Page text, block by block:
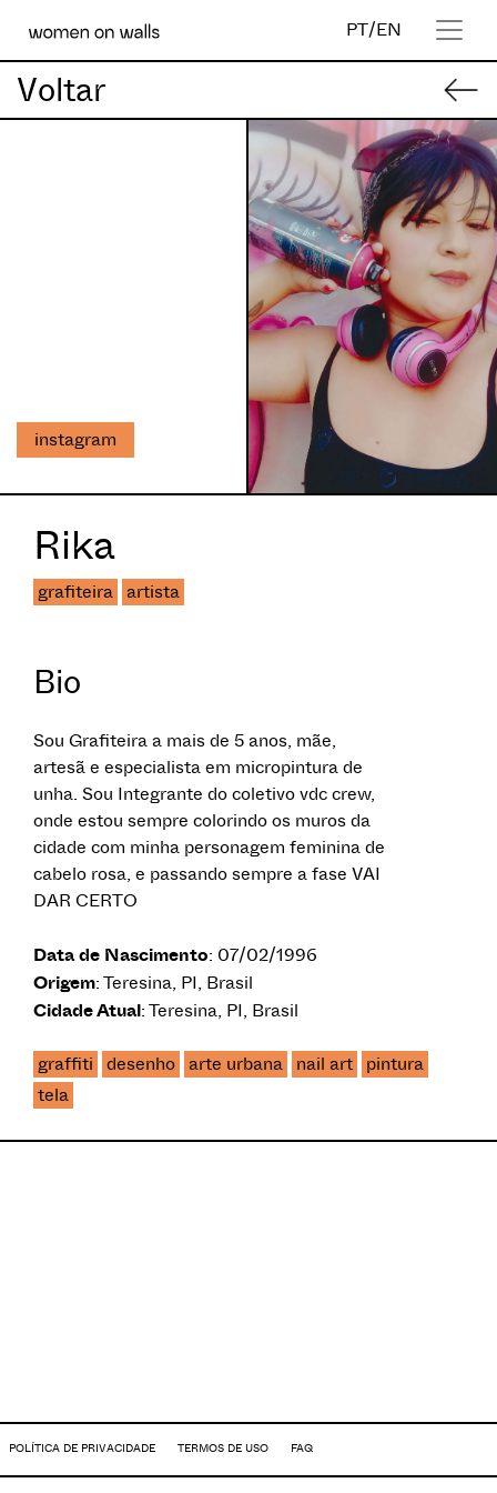
PT/EN
Voltar
instagram
Rika
grafiteira artista
Bio
Sou Grafiteira a mais de 5 anos, mãe,
artesã e especialista em micropintura de
unha. Sou Integrante do coletivo vdc crew,
onde estou sempre colorindo os muros da
cidade com minha personagem feminina de
cabelo rosa, e passando sempre a fase VAI
DAR CERTO
Data de Nascimento: 07/02/1996
Origem: Teresina, PI, Brasil
Cidade Atual: Teresina, PI, Brasil
graffiti desenho arte urbana nail art
pintura
tela
POLÍTICA DE PRIVACIDADE TERMOS DE USO FAQ